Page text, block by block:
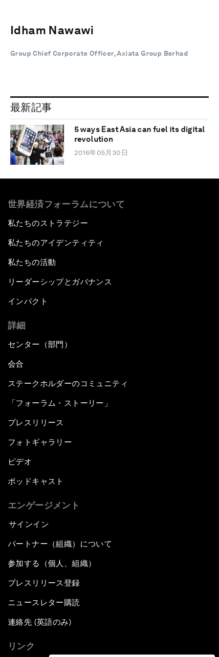
Idham Nawawi
Group Chief Corporate Officer, Axiata Group Berhad
最新記事
5 ways East Asia can fuel its digital
revolution
2016年05月30日
世界経済フォーラムについて
私たちのストラテジー
私たちのアイデンティティ
私たちの活動
リーダーシップとガバナンス
インパクト
詳細
センター（部門）
会合
ステークホルダーのコミュニティ
「フォーラム・ストーリー」
プレスリリース
フォトギャラリー
ビデオ
ポッドキャスト
エンゲージメント
サインイン
パートナー（組織）について
参加する（個人、組織）
プレスリリース登録
ニュースレター購読
連絡先 (英語のみ)
リンク